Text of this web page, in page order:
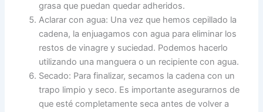
grasa que puedan quedar adheridos.
Aclarar con agua: Una vez que hemos cepillado la
cadena, la enjuagamos con agua para eliminar los
restos de vinagre y suciedad. Podemos hacerlo
utilizando una manguera o un recipiente con agua.
Secado: Para finalizar, secamos la cadena con un
trapo limpio y seco. Es importante asegurarnos de
que esté completamente seca antes de volver a